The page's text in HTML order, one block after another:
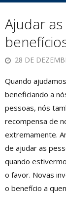
Ajudar
28 DE
Quando
beneficiando a
pessoas, nós
recompensa de
extremamente.
de ajudar as
quando
o favor. Novas
o benefício a